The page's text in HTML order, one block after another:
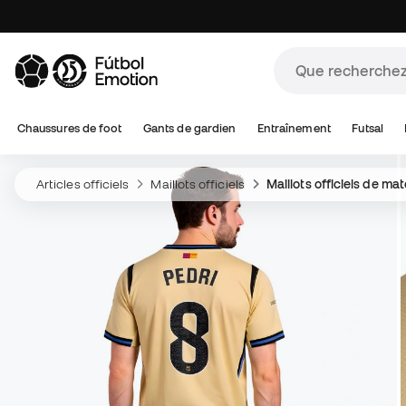
Chaussures de foot Gants de gardien Entraînement Futsal
Articles officiels Maillots officiels Maillots officiels de